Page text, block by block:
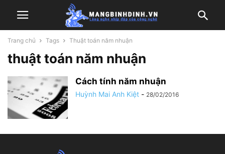
Trang chủ Tags Thuật toán năm nhuận
thuật toán năm nhuận
Cách tính năm nhuận
Huỳnh Mai Anh Kiệt - 28/02/2016